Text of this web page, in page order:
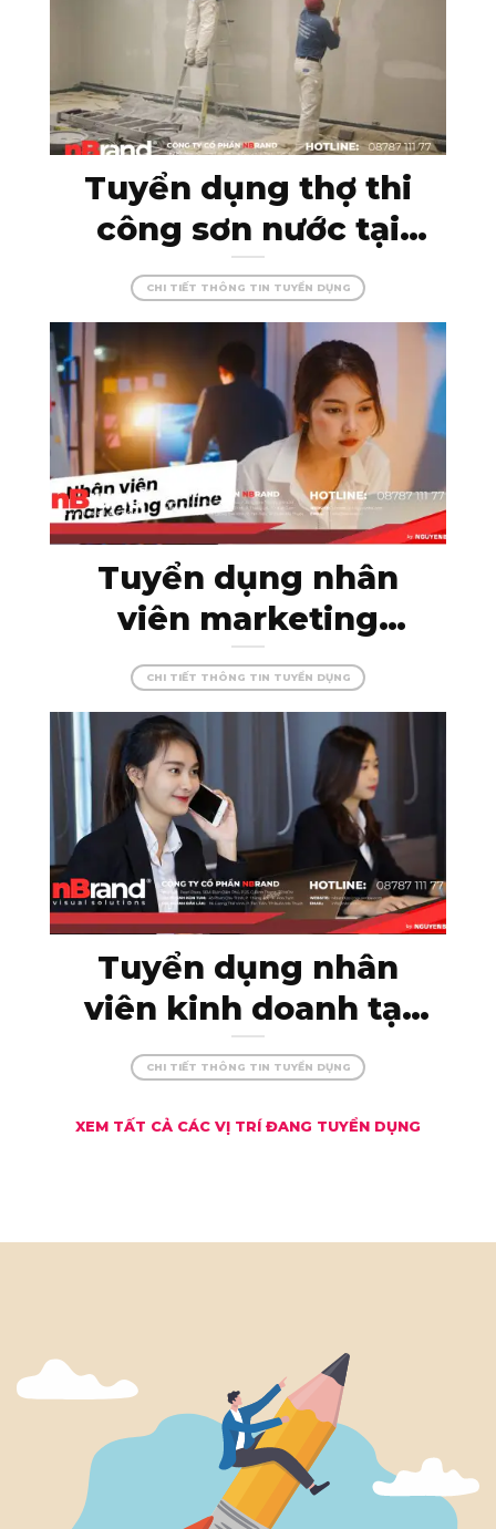
Tuyển dụng thợ thi
công sơn nước tại
Kon Tum – đam mê
cùng màu sắc, tạo
dựng những công
trình hoàn hảo!
CHI TIẾT THÔNG TIN TUYỂN DỤNG
Tuyển dụng nhân
viên marketing
online – thỏa sức
sáng tạo cùng
nBrand!
CHI TIẾT THÔNG TIN TUYỂN DỤNG
Tuyển dụng nhân
viên kinh doanh tại
Kon Tum – thu nhập
khủng, đãi ngộ xịn!
CHI TIẾT THÔNG TIN TUYỂN DỤNG
XEM TẤT CẢ CÁC VỊ TRÍ ĐANG TUYỂN DỤNG